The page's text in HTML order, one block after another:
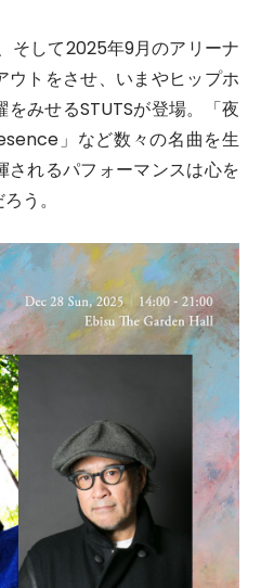
そして2025年9月のアリーナ
トをさせ、いまやヒップホ
みせるSTUTSが登場。「夜
」など数々の名曲を生
れるパフォーマンスは心を
う。